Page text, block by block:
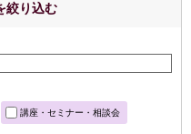
絞り込む
講座・セミナー・相談会